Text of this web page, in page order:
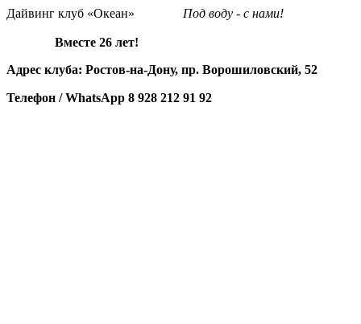
Дайвинг клуб «Океан» Под воду - с нами!
Вместе 26 лет!
Адрес клуба: Ростов-на-Дону, пр. Ворошиловский, 52
Телефон / WhatsApp 8 928 212 91 92